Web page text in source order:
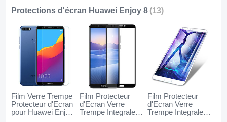
Protections d'écran Huawei Enjoy 8 (13)
Film Verre Trempe
Protecteur d'Ecran
pour Huawei Enjoy
Film Protecteur
d'Ecran Verre
Trempe Integrale
Film Protecteur
d'Ecran Verre
Trempe Integrale